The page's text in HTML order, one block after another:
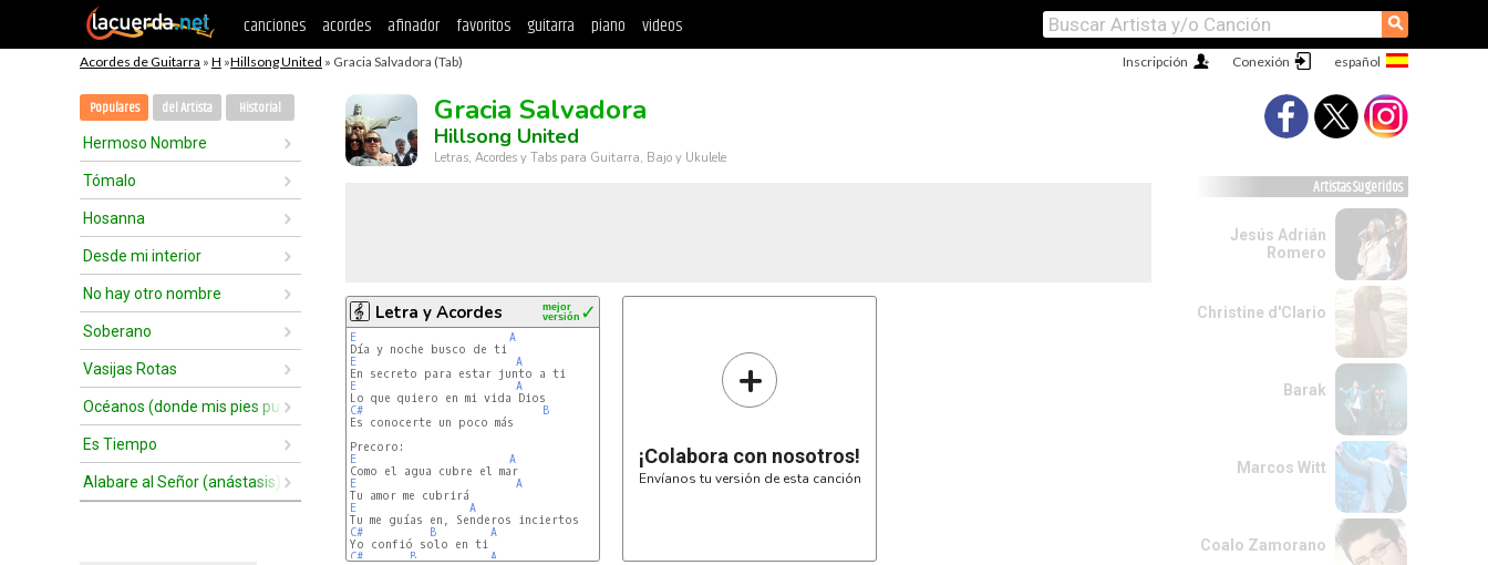
canciones acordes afinador favoritos guitarra piano videos ⚲
Acordes de Guitarra » H »Hillsong United » Gracia Salvadora (Tab) Conexión
Inscripción
Populares del Artista Historial
Hermoso Nombre
Tómalo
Hosanna
Desde mi interior
No hay otro nombre
Soberano
Vasijas Rotas
Océanos (donde mis pies pueden fallar)
Es Tiempo
Alabare al Señor (anástasis)
Gracia Salvadora
Hillsong United
Letras, Acordes y Tabs para Guitarra, Bajo y Ukulele
Letra y Acordes ✓
mejor
versión
E
A
E
A
E
A
C#
B
Es conocerte un poco más
E
A
E
A
E
A
C#
B
A
C#
B
A
+
¡Colabora con nosotros!
Envíanos tu versión de esta canción
Artistas Sugeridos
Jesús Adrián
Romero
Christine d'Clario
Barak
Marcos Witt
Coalo Zamorano